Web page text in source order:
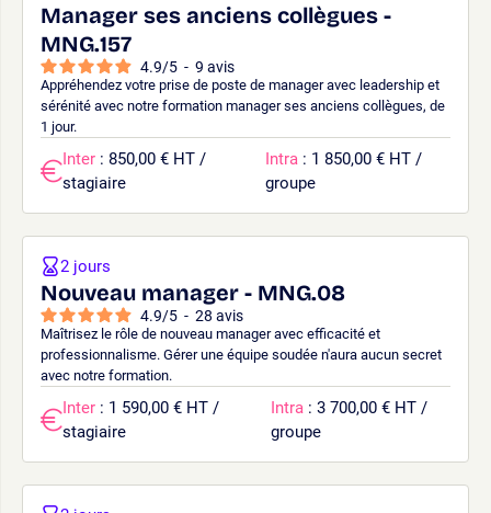
Manager ses anciens collègues -
MNG.157
4.9/5 - 9 avis
Appréhendez votre prise de poste de manager avec leadership et
sérénité avec notre formation manager ses anciens collègues, de
1 jour.
Inter : 850,00 € HT /
stagiaire
Intra : 1 850,00 € HT /
groupe
Nouveau manager - MNG.08
4.9/5 - 28 avis
Maîtrisez le rôle de nouveau manager avec efficacité et
professionnalisme. Gérer une équipe soudée n'aura aucun secret
avec notre formation.
2 jours
Inter : 1 590,00 € HT /
stagiaire
Intra : 3 700,00 € HT /
groupe